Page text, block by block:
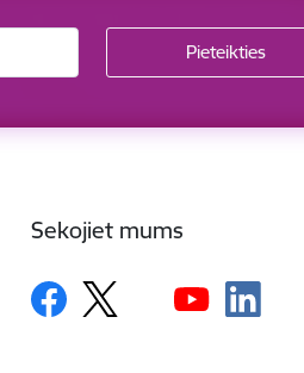
Sekojiet mums